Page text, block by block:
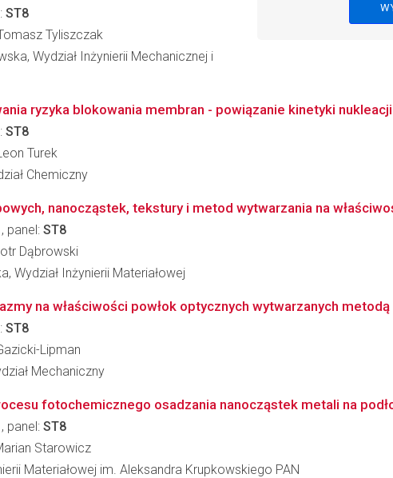
ST8
Tyliszczak
Wydział Inżynierii Mechanicznej i
ryzyka blokowania membran - powiązanie kinetyki
ST8
Turek
Chemiczny
nanocząstek, tekstury i metod wytwarzania na
, panel: ST8
Dąbrowski
Wydział Inżynierii Materiałowej
na właściwości powłok optycznych wytwarzanych metodą
ST8
Lipman
Mechaniczny
fotochemicznego osadzania nanocząstek metali na
, panel: ST8
Starowicz
Materiałowej im. Aleksandra Krupkowskiego PAN